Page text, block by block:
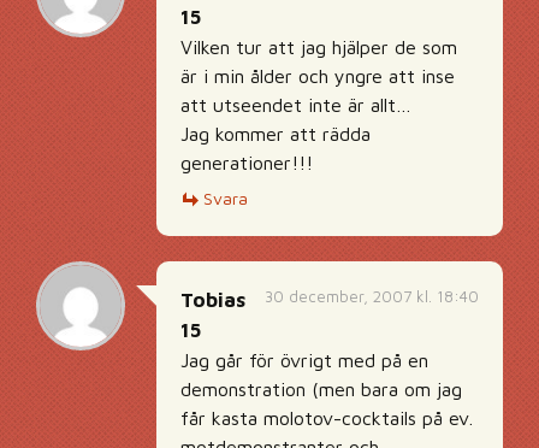
15
Vilken tur att jag hjälper de som
är i min ålder och yngre att inse
att utseendet inte är allt…
Jag kommer att rädda
generationer!!!
Svara
30 december, 2007 kl. 18:40
Tobias
15
Jag går för övrigt med på en
demonstration (men bara om jag
får kasta molotov-cocktails på ev.